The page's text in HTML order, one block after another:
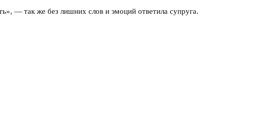
— так же без лишних слов и эмоций ответила супруга.